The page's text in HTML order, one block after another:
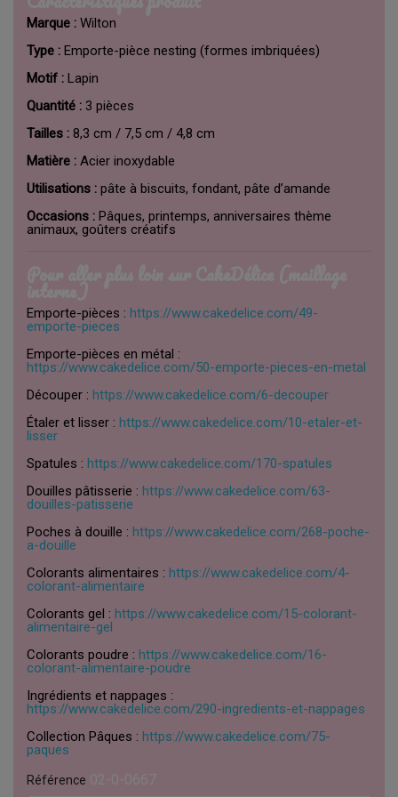
Marque : Wilton
Type : Emporte-pièce nesting (formes imbriquées)
Motif : Lapin
Quantité : 3 pièces
Tailles : 8,3 cm / 7,5 cm / 4,8 cm
Matière : Acier inoxydable
Utilisations : pâte à biscuits, fondant, pâte d’amande
Occasions : Pâques, printemps, anniversaires thème
animaux, goûters créatifs
Emporte-pièces : https://www.cakedelice.com/49-
emporte-pieces
Emporte-pièces en métal :
https://www.cakedelice.com/50-emporte-pieces-en-metal
Découper : https://www.cakedelice.com/6-decouper
Étaler et lisser : https://www.cakedelice.com/10-etaler-et-
lisser
Spatules : https://www.cakedelice.com/170-spatules
Douilles pâtisserie : https://www.cakedelice.com/63-
douilles-patisserie
Poches à douille : https://www.cakedelice.com/268-poche-
a-douille
Colorants alimentaires : https://www.cakedelice.com/4-
colorant-alimentaire
Colorants gel : https://www.cakedelice.com/15-colorant-
alimentaire-gel
Colorants poudre : https://www.cakedelice.com/16-
colorant-alimentaire-poudre
Ingrédients et nappages :
https://www.cakedelice.com/290-ingredients-et-nappages
Collection Pâques : https://www.cakedelice.com/75-
paques
Référence